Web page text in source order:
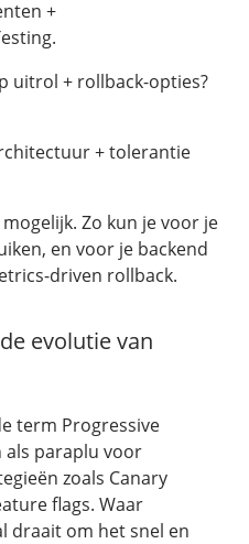
+
+ rollback-opties?
+ tolerantie
Zo kun je voor je
en voor je backend
driven rollback.
evolutie van
term Progressive
als paraplu voor
zoals Canary
flags. Waar
draait om het snel en